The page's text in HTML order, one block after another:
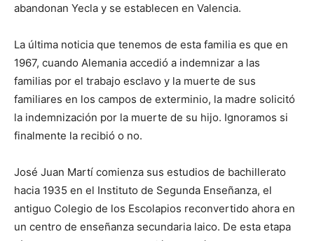
abandonan Yecla y se establecen en Valencia.
La última noticia que tenemos de esta familia es que en
1967, cuando Alemania accedió a indemnizar a las
familias por el trabajo esclavo y la muerte de sus
familiares en los campos de exterminio, la madre solicitó
la indemnización por la muerte de su hijo. Ignoramos si
finalmente la recibió o no.
José Juan Martí comienza sus estudios de bachillerato
hacia 1935 en el Instituto de Segunda Enseñanza, el
antiguo Colegio de los Escolapios reconvertido ahora en
un centro de enseñanza secundaria laico. De esta etapa